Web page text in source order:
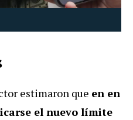
estimaron que en en
el nuevo límite